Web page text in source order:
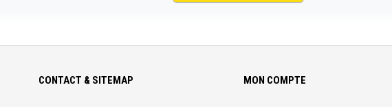
CONTACT & SITEMAP MON COMPTE